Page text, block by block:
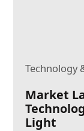
Technology
Market
Light